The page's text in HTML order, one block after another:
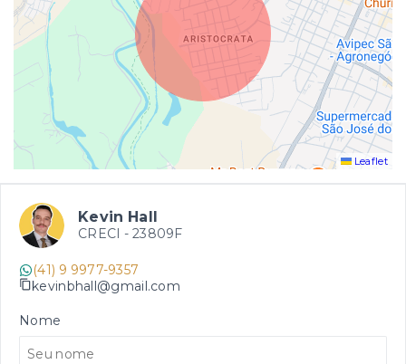
Leaflet
Kevin Hall
CRECI - 23809F
(41) 9 9977-9357
kevinbhall@gmail.com
Nome